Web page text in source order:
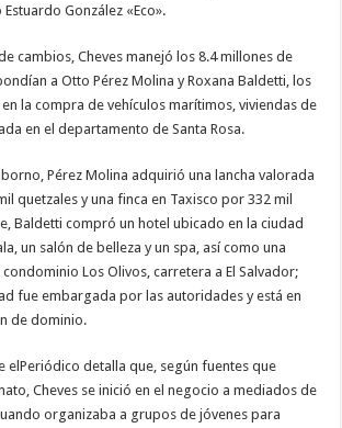
González «Eco».
cambios, Cheves manejó los 8.4 millones de
a Otto Pérez Molina y Roxana Baldetti, los
la compra de vehículos marítimos, viviendas de
en el departamento de Santa Rosa.
Pérez Molina adquirió una lancha valorada
quetzales y una finca en Taxisco por 332 mil
Baldetti compró un hotel ubicado en la ciudad
un salón de belleza y un spa, así como una
condominio Los Olivos, carretera a El Salvador;
fue embargada por las autoridades y está en
de dominio.
elPeriódico detalla que, según fuentes que
Cheves se inició en el negocio a mediados de
organizaba a grupos de jóvenes para